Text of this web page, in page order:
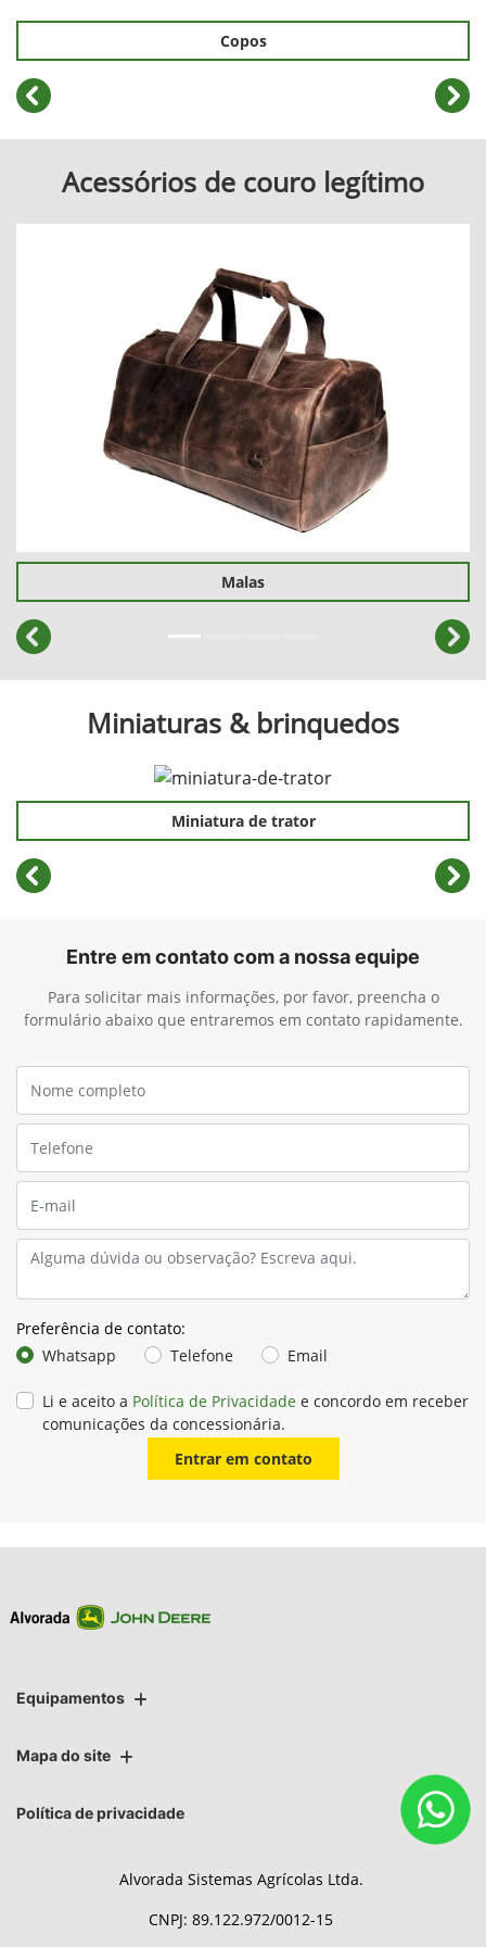
Copos
templates.template-
Acessórios de couro legítimo
Malas
templates.template-
Miniaturas & brinquedos
Miniatura de trator
templates.template-
Entre em contato com a nossa equipe
Para solicitar mais informações, por favor, preencha o
formulário abaixo que entraremos em contato rapidamente.
Preferência de contato:
Whatsapp
Telefone Email
Li e aceito a Política de Privacidade e concordo em receber
comunicações da concessionária.
Entrar em contato
Equipamentos
Mapa do site
Política de privacidade
Alvorada Sistemas Agrícolas Ltda.
CNPJ: 89.122.972/0012-15